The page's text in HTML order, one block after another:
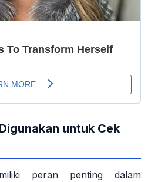
untuk Cek
peran penting dalam